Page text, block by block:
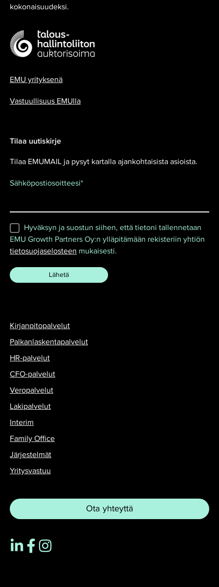
kokonaisuudeksi.
EMU yrityksenä
Vastuullisuus EMUlla
Tilaa uutiskirje
Tilaa EMUMAIL ja pysyt kartalla ajankohtaisista asioista.
Sähköpostiosoitteesi*
Hyväksyn ja suostun siihen, että tietoni tallennetaan
EMU Growth Partners Oy:n ylläpitämään rekisteriin yhtiön
tietosuojaselosteen mukaisesti.
Kirjanpitopalvelut
Palkanlaskentapalvelut
HR-palvelut
CFO-palvelut
Veropalvelut
Lakipalvelut
Interim
Family Office
Järjestelmät
Yritysvastuu
Ota yhteyttä